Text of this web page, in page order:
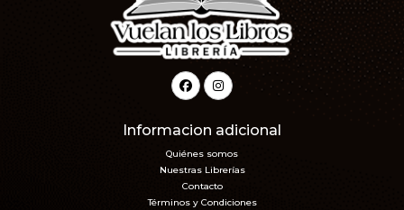
Informacion adicional
Quiénes somos
Nuestras Librerías
Contacto
Términos y Condiciones